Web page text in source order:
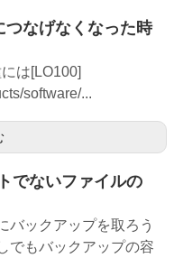
なげなくなった時
は[LO100]
software/...
でないファイルの
バックアップを取ろう
でもバックアップの容